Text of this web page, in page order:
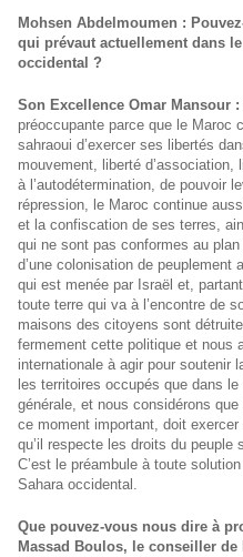
Mohsen Abdelmoumen :
qui prévaut actuellement dans
occidental ?
Son Excellence Omar Mansour :
préoccupante parce que le Maroc
sahraoui d’exercer ses libertés
mouvement, liberté
à l’autodétermination, de pouvoir
répression, le Maroc continue
et la confiscation de ses terres,
qui ne sont pas conformes au
d’une colonisation de
qui est menée par Israël et,
toute terre qui va à l’encontre de
maisons des citoyens sont
fermement cette politique et nous
internationale à agir pour soutenir
les territoires occupés que dans
générale, et nous considérons
ce moment important, doit
qu’il respecte les droits du peuple
C’est le préambule à toute
Sahara occidental.
Que pouvez-vous nous dire à
Massad Boulos, le conseiller